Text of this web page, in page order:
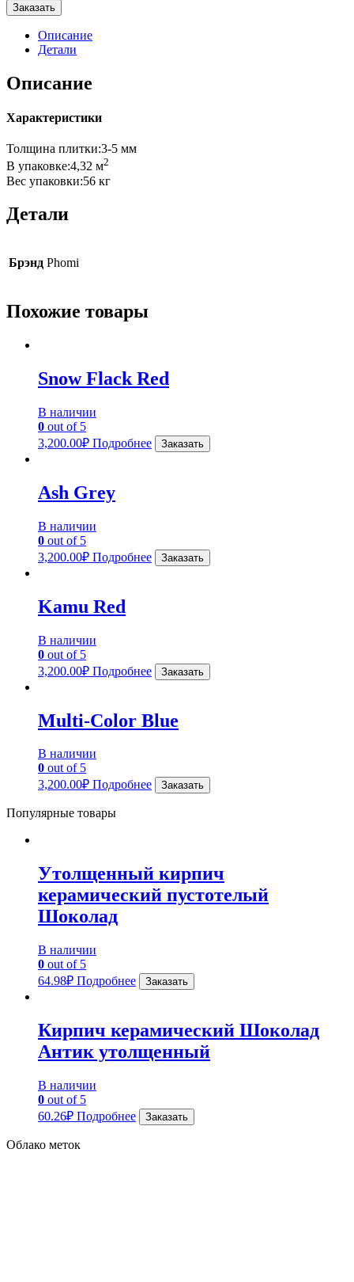
Заказать
Описание
Детали
Описание
Характеристики
Толщина плитки:3-5 мм
В упаковке:4,32 м2
Вес упаковки:56 кг
Детали
Брэнд Phomi
Похожие товары
Snow Flack Red
В наличии
0 out of 5
3,200.00₽ Подробнее Заказать
Ash Grey
В наличии
0 out of 5
3,200.00₽ Подробнее Заказать
Kamu Red
В наличии
0 out of 5
3,200.00₽ Подробнее Заказать
Multi-Color Blue
В наличии
0 out of 5
3,200.00₽ Подробнее Заказать
Популярные товары
Утолщенный кирпич
керамический пустотелый
Шоколад
В наличии
0 out of 5
64.98₽ Подробнее Заказать
Кирпич керамический Шоколад
Антик утолщенный
В наличии
0 out of 5
60.26₽ Подробнее Заказать
Облако меток